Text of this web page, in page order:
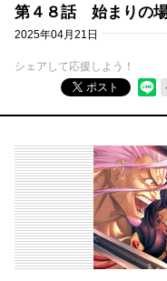
第４８話 始まりの
2025年04月21日
シェアして応援しよう！
ポスト